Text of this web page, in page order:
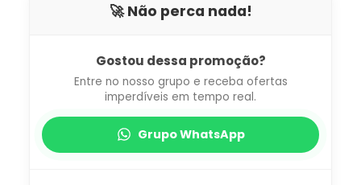
🚀 Não perca nada!
Gostou dessa promoção?
Entre no nosso grupo e receba ofertas
imperdíveis em tempo real.
Grupo WhatsApp